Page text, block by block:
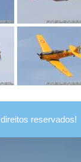
reservados!